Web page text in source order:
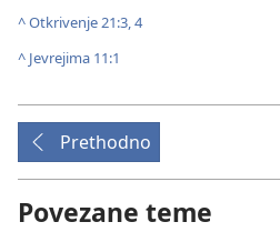
^Otkrivenje 21:3, 4
^ Jevrejima 11:1
Prethodno
Povezane teme